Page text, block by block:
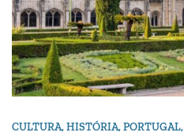
CULTURA,HISTÓRIA,PORTUGAL,